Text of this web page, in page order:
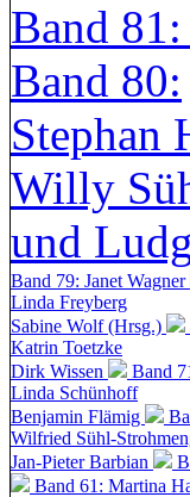
Band
Band 80:
Stephan
Willy
und
Band 79: Janet Wagner
Linda Freyberg
Sabine Wolf (Hrsg.)
Katrin Toetzke
Dirk Wissen
Band
Linda Schünhoff
Benjamin Flämig
Wilfried Sühl-
Jan-Pieter Barbian
Band 61: Martina